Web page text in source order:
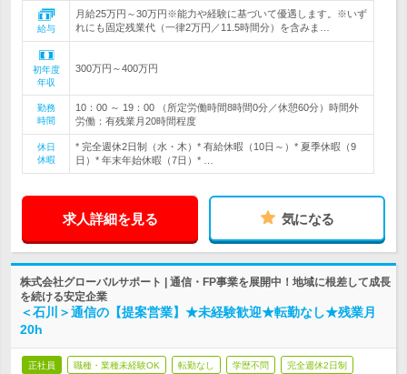
給与
月給25万円～30万円※能力や経験に基づいて優遇します。※いず
れにも固定残業代（一律2万円／11.5時間分）を含みま…
初年度
年収
300万円～400万円
勤務
時間
10：00 ～ 19：00 （所定労働時間8時間0分／休憩60分）時間外
労働：有残業月20時間程度
休日
休暇
* 完全週休2日制（水・木）* 有給休暇（10日～）* 夏季休暇（9
日）* 年末年始休暇（7日）* …
求人詳細を見る 気になる
株式会社グローバルサポート | 通信・FP事業を展開中！地域に根差して成長
を続ける安定企業
＜石川＞通信の【提案営業】★未経験歓迎★転勤なし★残業月
20h
正社員 職種・業種未経験OK 転勤なし 学歴不問 完全週休2日制